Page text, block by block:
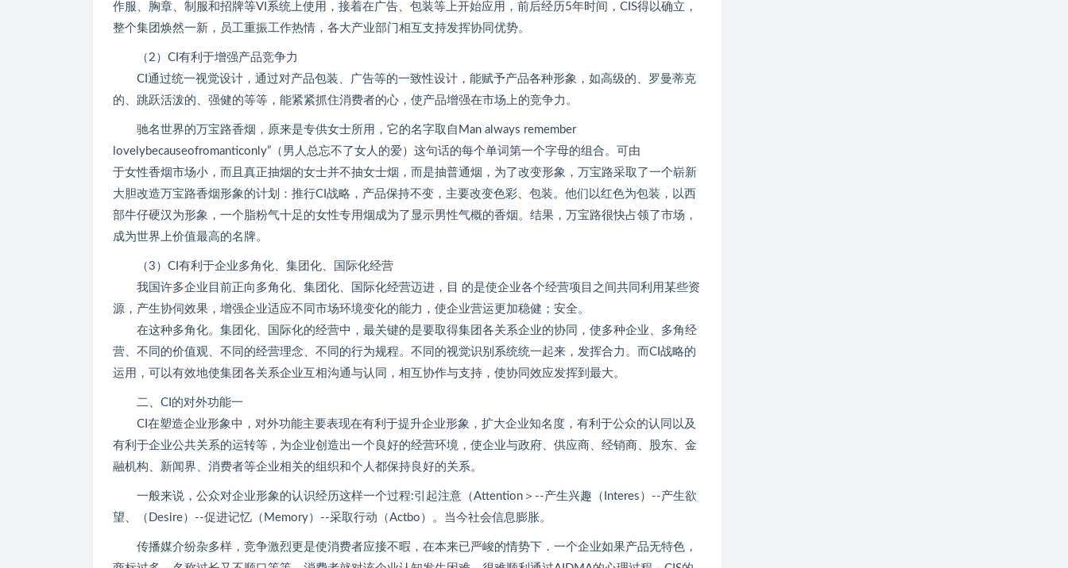
作服、胸章、制服和招牌等VI系统上使用，接着在广告、包装等上开始应用，前后经历5年时间，CIS得以确立，
整个集团焕然一新，员工重振工作热情，各大产业部门相互支持发挥协同优势。
（2）CI有利于增强产品竞争力
CI通过统一视觉设计，通过对产品包装、广告等的一致性设计，能赋予产品各种形象，如高级的、罗曼蒂克
的、跳跃活泼的、强健的等等，能紧紧抓住消费者的心，使产品增强在市场上的竞争力。
驰名世界的万宝路香烟，原来是专供女士所用，它的名字取自Man always remember
lovelybecauseofromanticonly”（男人总忘不了女人的爱）这句话的每个单词第一个字母的组合。可由
于女性香烟市场小，而且真正抽烟的女士并不抽女士烟，而是抽普通烟，为了改变形象，万宝路采取了一个崭新
大胆改造万宝路香烟形象的计划：推行CI战略，产品保持不变，主要改变色彩、包装。他们以红色为包装，以西
部牛仔硬汉为形象，一个脂粉气十足的女性专用烟成为了显示男性气概的香烟。结果，万宝路很快占领了市场，
成为世界上价值最高的名牌。
（3）CI有利于企业多角化、集团化、国际化经营
我国许多企业目前正向多角化、集团化、国际化经营迈进，目 的是使企业各个经营项目之间共同利用某些资
源，产生协伺效果，增强企业适应不同市场环境变化的能力，使企业营运更加稳健；安全。
在这种多角化。集团化、国际化的经营中，最关键的是要取得集团各关系企业的协同，使多种企业、多角经
营、不同的价值观、不同的经营理念、不同的行为规程。不同的视觉识别系统统一起来，发挥合力。而CI战略的
运用，可以有效地使集团各关系企业互相沟通与认同，相互协作与支持，使协同效应发挥到最大。
二、CI的对外功能一
CI在塑造企业形象中，对外功能主要表现在有利于提升企业形象，扩大企业知名度，有利于公众的认同以及
有利于企业公共关系的运转等，为企业创造出一个良好的经营环境，使企业与政府、供应商、经销商、股东、金
融机构、新闻界、消费者等企业相关的组织和个人都保持良好的关系。
一般来说，公众对企业形象的认识经历这样一个过程:引起注意（Attention＞--产生兴趣（Interes）--产生欲
望、（Desire）--促进记忆（Memory）--采取行动（Actbo）。当今社会信息膨胀。
传播媒介纷杂多样，竞争激烈更是使消费者应接不暇，在本来已严峻的情势下．一个企业如果产品无特色，